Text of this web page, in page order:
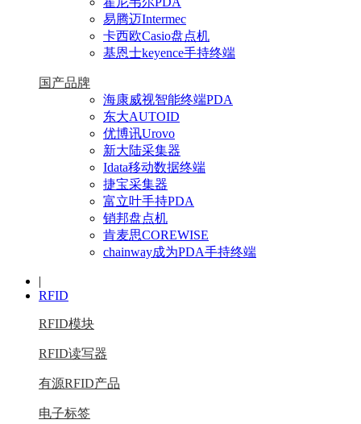
易腾迈Intermec
卡西欧Casio盘点机
基恩士keyence手持终端
国产品牌
海康威视智能终端PDA
东大AUTOID
优博讯Urovo
新大陆采集器
Idata移动数据终端
捷宝采集器
富立叶手持PDA
销邦盘点机
肯麦思COREWISE
chainway成为PDA手持终端
|
RFID
RFID模块
RFID读写器
有源RFID产品
电子标签